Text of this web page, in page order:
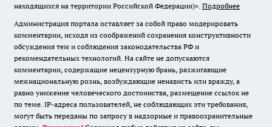
находящихся на территории Российской Федерации)». Подробнее
Администрация портала оставляет за собой право модерировать
комментарии, исходя из соображений сохранения конструктивности
обсуждения тем и соблюдения законодательства РФ и
рекомендательных технологий. На сайте не допускаются
комментарии, содержащие нецензурную брань, разжигающие
межнациональную рознь, возбуждающие ненависть или вражду, а
равно унижение человеческого достоинства, размещение ссылок не
по теме. IP-адреса пользователей, не соблюдающих эти требования,
могут быть переданы по запросу в надзорные и правоохранительные